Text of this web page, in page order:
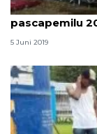
Khatib ajak
pascapemilu
5 Juni 2019